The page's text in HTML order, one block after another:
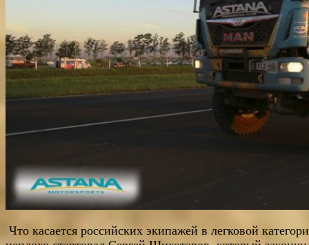
Что касается российских экипажей в легковой